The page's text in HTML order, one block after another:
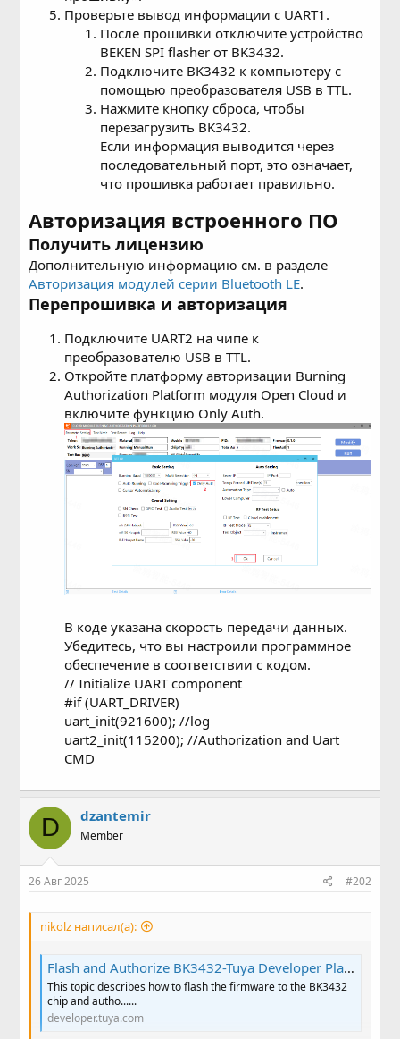
Проверьте вывод информации с UART1.
После прошивки отключите устройство
BEKEN SPI flasher от BK3432.
Подключите BK3432 к компьютеру с
помощью преобразователя USB в TTL.
Нажмите кнопку сброса, чтобы
перезагрузить BK3432.
Если информация выводится через
последовательный порт, это означает,
что прошивка работает правильно.
Авторизация встроенного ПО
Получить лицензию
Дополнительную информацию см. в разделе
Авторизация модулей серии Bluetooth LE.
Перепрошивка и авторизация
Подключите UART2 на чипе к
преобразователю USB в TTL.
Откройте платформу авторизации Burning
Authorization Platform модуля Open Cloud и
включите функцию Only Auth.
В коде указана скорость передачи данных.
Убедитесь, что вы настроили программное
обеспечение в соответствии с кодом.
// Initialize UART component
#if (UART_DRIVER)
uart_init(921600); //log
uart2_init(115200); //Authorization and Uart
CMD
D dzantemir
Member
26 Авг 2025 #202
nikolz написал(а):
Flash and Authorize BK3432-Tuya Developer Platform-Tuya Developer
This topic describes how to flash the firmware to the BK3432
chip and autho......
developer.tuya.com